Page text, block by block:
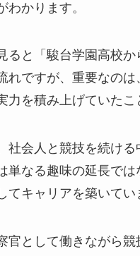
わかります。
ると「駿台学園高校か
れですが、重要なのは
力を積み上げていたこ
社会人と競技を続ける
単なる趣味の延長では
てキャリアを築いてい
官として働きながら競